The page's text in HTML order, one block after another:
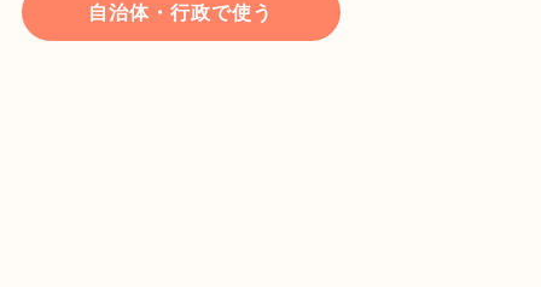
自治体・行政で使う